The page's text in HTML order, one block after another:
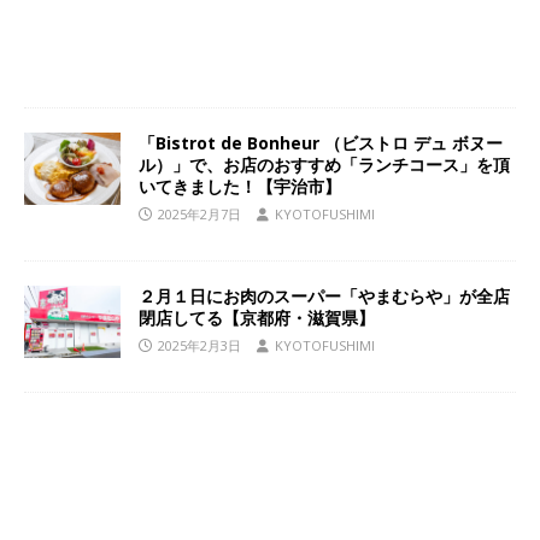
「Bistrot de Bonheur （ビストロ デュ ボヌー
ル）」で、お店のおすすめ「ランチコース」を頂
いてきました！【宇治市】
2025年2月7日 KYOTOFUSHIMI
２月１日にお肉のスーパー「やまむらや」が全店
閉店してる【京都府・滋賀県】
2025年2月3日 KYOTOFUSHIMI